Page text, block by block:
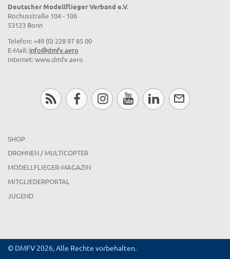
Deutscher Modellflieger Verband e.V.
Rochusstraße 104 - 106
53123 Bonn
Telefon: +49 (0) 228 97 85 00
E-Mail: info@dmfv.aero
Internet: www.dmfv.aero
SHOP
DROHNEN / MULTICOPTER
MODELLFLIEGER-MAGAZIN
MITGLIEDERPORTAL
JUGEND
© DMFV 2026, Alle Rechte vorbehalten.